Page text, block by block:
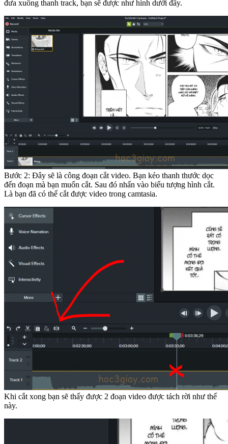
đưa xuống thanh track, bạn sẽ được như hình dưới đây.
Bước 2: Đây sẽ là công đoạn cắt video. Bạn kéo thanh thước dọc
đến đoạn mà bạn muốn cắt. Sau đó nhấn vào biểu tượng hình cắt.
Là bạn đã có thể cắt được video trong camtasia.
Khi cắt xong bạn sẽ thấy được 2 đoạn video được tách rời như thế
này.